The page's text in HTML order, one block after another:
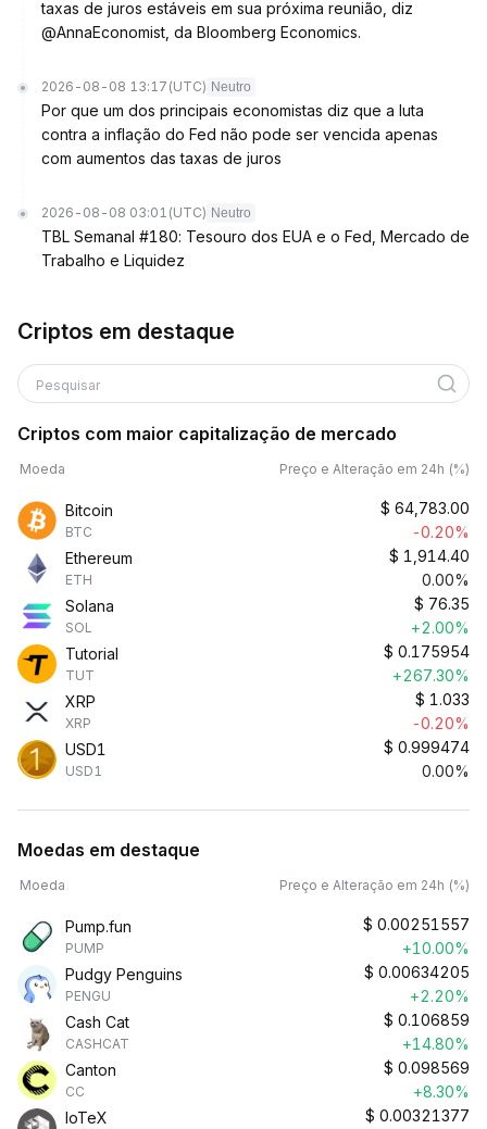
taxas de juros estáveis em sua próxima reunião, diz
@AnnaEconomist, da Bloomberg Economics.
2026-08-08 13:17 (UTC) Neutro
Por que um dos principais economistas diz que a luta
contra a inflação do Fed não pode ser vencida apenas
com aumentos das taxas de juros
2026-08-08 03:01 (UTC) Neutro
TBL Semanal #180: Tesouro dos EUA e o Fed, Mercado de
Trabalho e Liquidez
Criptos em destaque
Pesquisar
Criptos com maior capitalização de mercado
Moeda Preço e Alteração em 24h (%)
Bitcoin
BTC
$ 64,783.00
-0.20%
Ethereum
ETH
$ 1,914.40
0.00%
Solana
SOL
$ 76.35
+2.00%
Tutorial
TUT
$ 0.175954
+267.30%
XRP
XRP
$ 1.033
-0.20%
USD1
USD1
$ 0.999474
0.00%
Moedas em destaque
Moeda Preço e Alteração em 24h (%)
Pump.fun
PUMP
$ 0.00251557
+10.00%
Pudgy Penguins
PENGU
$ 0.00634205
+2.20%
Cash Cat
CASHCAT
$ 0.106859
+14.80%
Canton
CC
$ 0.098569
+8.30%
IoTeX
$ 0.00321377